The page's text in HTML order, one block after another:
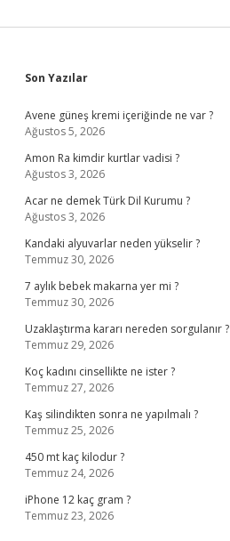
Sidebar
Son Yazılar
Avene güneş kremi içeriğinde ne var ?
Ağustos 5, 2026
Amon Ra kimdir kurtlar vadisi ?
Ağustos 3, 2026
Acar ne demek Türk Dil Kurumu ?
Ağustos 3, 2026
Kandaki alyuvarlar neden yükselir ?
Temmuz 30, 2026
7 aylık bebek makarna yer mi ?
Temmuz 30, 2026
Uzaklaştırma kararı nereden sorgulanır ?
Temmuz 29, 2026
Koç kadını cinsellikte ne ister ?
Temmuz 27, 2026
Kaş silindikten sonra ne yapılmalı ?
Temmuz 25, 2026
450 mt kaç kilodur ?
Temmuz 24, 2026
iPhone 12 kaç gram ?
Temmuz 23, 2026